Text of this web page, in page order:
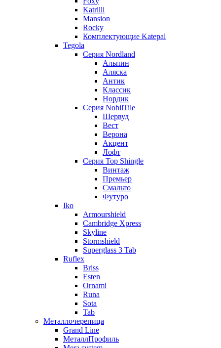
Katrilli
Mansion
Rocky
Комплектующие Katepal
Tegola
Серия Nordland
Альпин
Аляска
Антик
Классик
Нордик
Серия NobilTile
Шервуд
Вест
Верона
Акцент
Лофт
Серия Top Shingle
Винтаж
Премьер
Смальто
Футуро
Iko
Armourshield
Cambridge Xpress
Skyline
Stormshield
Superglass 3 Tab
Ruflex
Briss
Esten
Ornami
Runa
Sota
Tab
Металлочерепица
Grand Line
МеталлПрофиль